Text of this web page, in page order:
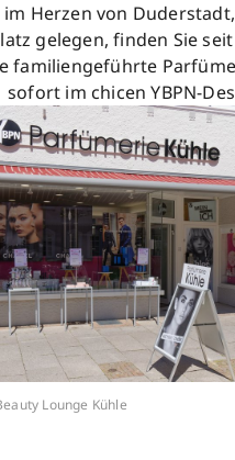
Herzen von
gelegen, finden Sie
familiengeführte
sofort im chicen YBPN-
Lounge Kühle